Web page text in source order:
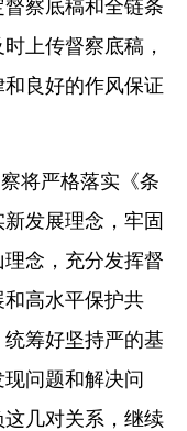
察底稿和全链条
上传督察底稿，
良好的作风保证
将严格落实《条
发展理念，牢固
念，充分发挥督
高水平保护共
筹好坚持严的基
问题和解决问
几对关系，继续